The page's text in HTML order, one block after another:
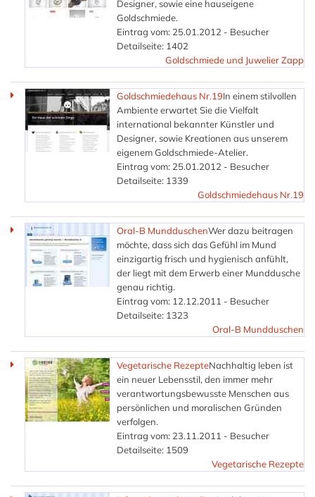
Designer, sowie eine hauseigene
Goldschmiede.
Eintrag vom: 25.01.2012 - Besucher
Detailseite: 1402
Goldschmiede und Juwelier Zapp
Goldschmiedehaus Nr.19In einem stilvollen
Ambiente erwartet Sie die Vielfalt
international bekannter Künstler und
Designer, sowie Kreationen aus unserem
eigenem Goldschmiede-Atelier.
Eintrag vom: 25.01.2012 - Besucher
Detailseite: 1339
Goldschmiedehaus Nr.19
Oral-B MundduschenWer dazu beitragen
möchte, dass sich das Gefühl im Mund
einzigartig frisch und hygienisch anfühlt,
der liegt mit dem Erwerb einer Munddusche
genau richtig.
Eintrag vom: 12.12.2011 - Besucher
Detailseite: 1323
Oral-B Mundduschen
Vegetarische RezepteNachhaltig leben ist
ein neuer Lebensstil, den immer mehr
verantwortungsbewusste Menschen aus
persönlichen und moralischen Gründen
verfolgen.
Eintrag vom: 23.11.2011 - Besucher
Detailseite: 1509
Vegetarische Rezepte